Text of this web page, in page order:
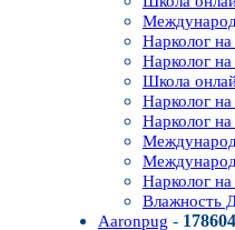
Нарколог
Нарколог
Школа
Нарколог
Нарколог
Нарколог
Влажность
Aaronpug -